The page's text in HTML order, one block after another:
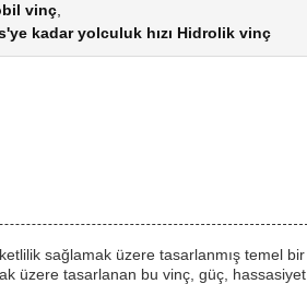
vinç
kadar yolculuk hızı Hidrolik vinç
sağlamak üzere tasarlanmış temel bir
üzere tasarlanan bu vinç, güç, hassasiyet